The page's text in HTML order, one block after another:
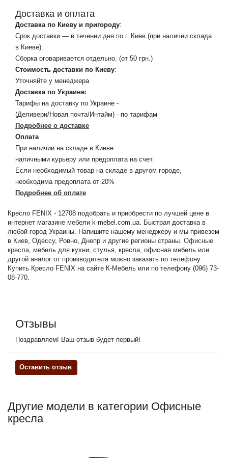
Доставка и оплата
Доставка по Киеву и пригороду:
Срок доставки — в течении дня по г. Киев (при наличии склада
в Киеве).
Сборка оговаривается отдельно. (от 50 грн.)
Стоимость доставки по Киеву:
Уточняйте у менеджера
Доставка по Украине:
Тарифы на доставку по Украине -
(Деливери/Новая почта/Интайм) - по тарифам
Подробнее о доставке
Оплата
При наличии на складе в Киеве:
наличными курьеру или предоплата на счет.
Если необходимый товар на складе в другом городе,
необходима предоплата от 20%
Подробнее об оплате
Кресло FENIX - 12708 подобрать и приобрести по лучшей цене в
интернет магазине мебели k-mebel.com.ua. Быстрая доставка в
любой город Украины. Напишите нашему менеджеру и мы привезем
в Киев, Одессу, Ровно, Днепр и другие регионы страны. Офисные
кресла, мебель для кухни, стулья, кресла, офисная мебель или
другой аналог от производителя можно заказать по телефону.
Купить Кресло FENIX на сайте К-Мебель или по телефону (096) 73-
08-770.
Отзывы
Поздравляем! Ваш отзыв будет первый!
Оставить отзыв
Другие модели в категории Офисные
кресла